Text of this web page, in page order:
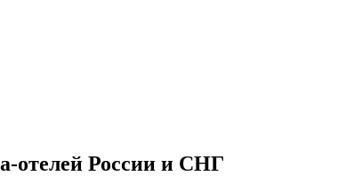
отелей России и СНГ